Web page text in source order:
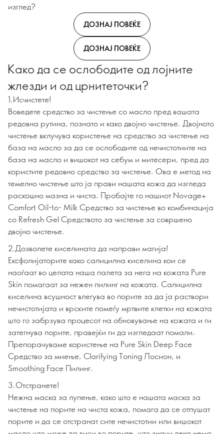
изглед?
ДОЗНАЈ ПОВЕЌЕ
ДОЗНАЈ ПОВЕЌЕ
Како да се ослободите од лојните
жлезди и од црнитеточки?
1.Исчистете!
Воведете средство за чистење со масло пред вашата
редовна рутина, познато и како двојно чистење. Двојното
чистење вклучува користење на средство за чистење на
база на масло за да се ослободите од нечистотиите на
база на масло и вишокот на себум и митесери, пред да
користите редовно средство за чистење. Ова е метод на
темелно чистење што ја прави нашата кожа да изгледа
раскошно мазна и чиста. Пробајте го нашиот Novage+
Comfort Oil-to- Milk Средство за чистење во комбинација
со Refresh Gel Средството за чистење за совршено
двојно чистење.
2.Дозволете киселината да направи магија!
Ексфолијаторите како салицилна киселина кои се
наоѓаат во целата наша палета за нега на кожата Pure
Skin помагаат за нежен пилинг на кожата. Салицилна
киселина всушност влегува во порите за да ja раствори
нечистотијата и врските помеѓу мртвите клетки на кожата
што го забрзува процесот на обновување на кожата и ги
затегнува порите, правејќи ги да изгледаат помали.
Препорачуваме користење на Pure Skin Deep Face
Средство за миење, Clarifying Toning Лосион, и
Smoothing Face Пилинг.
3.Отстранете!
Нежна маска за лупење, како што е нашата маска за
чистење на порите на чиста кожа, помага да се отпушат
порите и да се отстранат сите нечистотии или вишокот